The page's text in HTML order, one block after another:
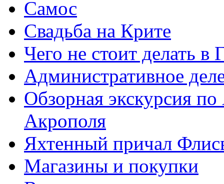
Самос
Свадьба на Крите
Чего не стоит делать в
Административное
Обзорная экскурсия
Акрополя
Яхтенный причал
Магазины и покупки